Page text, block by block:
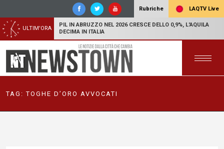
Rubriche LAQTV Live
ULTIM'ORA
PIL IN ABRUZZO NEL 2026 CRESCE DELLO 0,9%, L'AQUILA
DECIMA IN ITALIA
TAG:TOGHE D’ORO AVVOCATI